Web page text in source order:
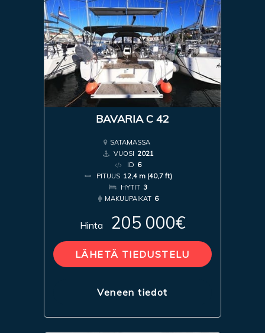
BAVARIA C 42
SATAMASSA
VUOSI 2021
ID 6
PITUUS 12,4 m (40,7 ft)
HYTIT 3
MAKUUPAIKAT 6
Hinta 205 000€
LÄHETÄ TIEDUSTELU
Veneen tiedot